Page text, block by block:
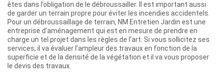
êtes dans l’obligation de le débroussailler. Il est important aussi
de garder un terrain propre pour éviter les incendies accidentels.
Pour un débroussaillage de terrain, NM Entretien Jardin est une
entreprise d’aménagement qui est en mesure de prendre en
charge un tel projet dans les règles de l’art. Si vous sollicitez ses
services, il va évaluer l’ampleur des travaux en fonction de la
superficie et de la densité de la végétation et il va vous proposer
le devis des travaux.